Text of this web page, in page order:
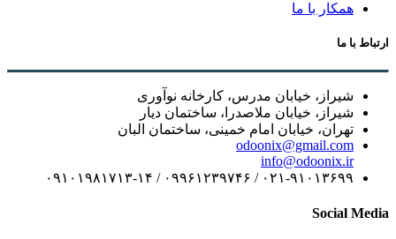
همکار با ما
ارتباط با ما
شیراز، خیابان مدرس، کارخانه نوآوری
شیراز، خیابان ملاصدرا، ساختمان دیار
تهران، خیابان امام خمینی، ساختمان البان
odoonix@gmail.com
info@odoonix.ir
۰۲۱-۹۱۰۱۳۶۹۹ / ۰۹۹۶۱۲۳۹۷۴۶ / ۰۹۱۰۱۹۸۱۷۱۳-۱۴
Social Media